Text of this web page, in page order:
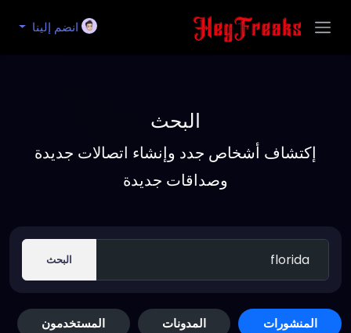
انضم إلينا
البحث
إكتشاف أشخاص جدد وإنشاء اتصالات جديدة
وصداقات جديدة
البحث
المنشورات المدونات المستخدمون